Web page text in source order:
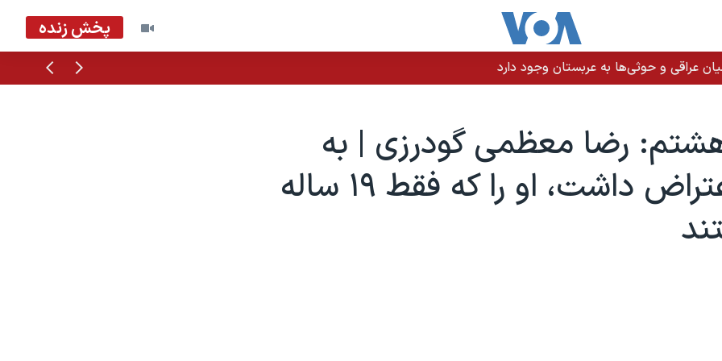
پخش زنده
قبلی عراقی و حوثی‌ها به عربستان وجود دارد
رضا معظمی گودرزی | به
گرانی اعتراض داشت، او را که فقط ۱۹ ساله